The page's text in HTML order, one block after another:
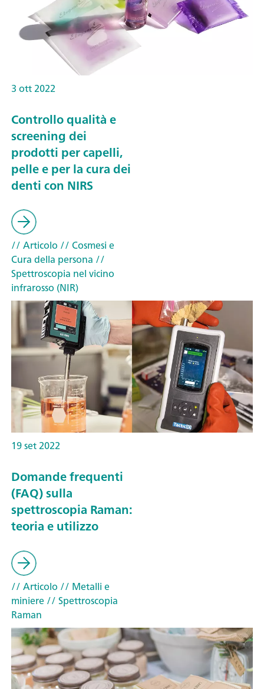
3 ott 2022
Controllo qualità e
screening dei
prodotti per capelli,
pelle e per la cura dei
denti con NIRS
// Articolo // Cosmesi e
Cura della persona //
Spettroscopia nel vicino
infrarosso (NIR)
19 set 2022
Domande frequenti
(FAQ) sulla
spettroscopia Raman:
teoria e utilizzo
// Articolo // Metalli e
miniere// Spettroscopia
Raman